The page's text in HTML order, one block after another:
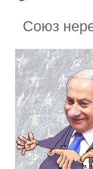
Союз